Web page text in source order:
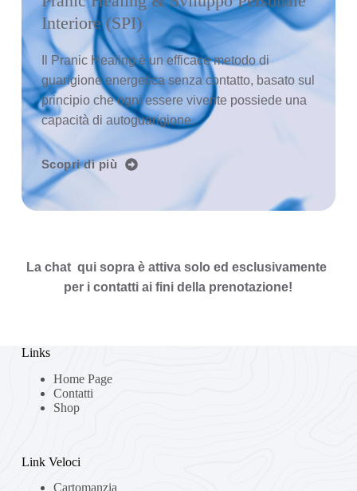
Interiore (SPI)
Il Pranic Healing è un efficace metodo di
guarigione energetica senza contatto, basato sul
principio che ogni essere vivente possiede una
capacità di autoguarigione.
Scopri di più
La chat  qui sopra è attiva solo ed esclusivamente
per i contatti ai fini della prenotazione!
Links
Home Page
Contatti
Shop
Link Veloci
Cartomanzia